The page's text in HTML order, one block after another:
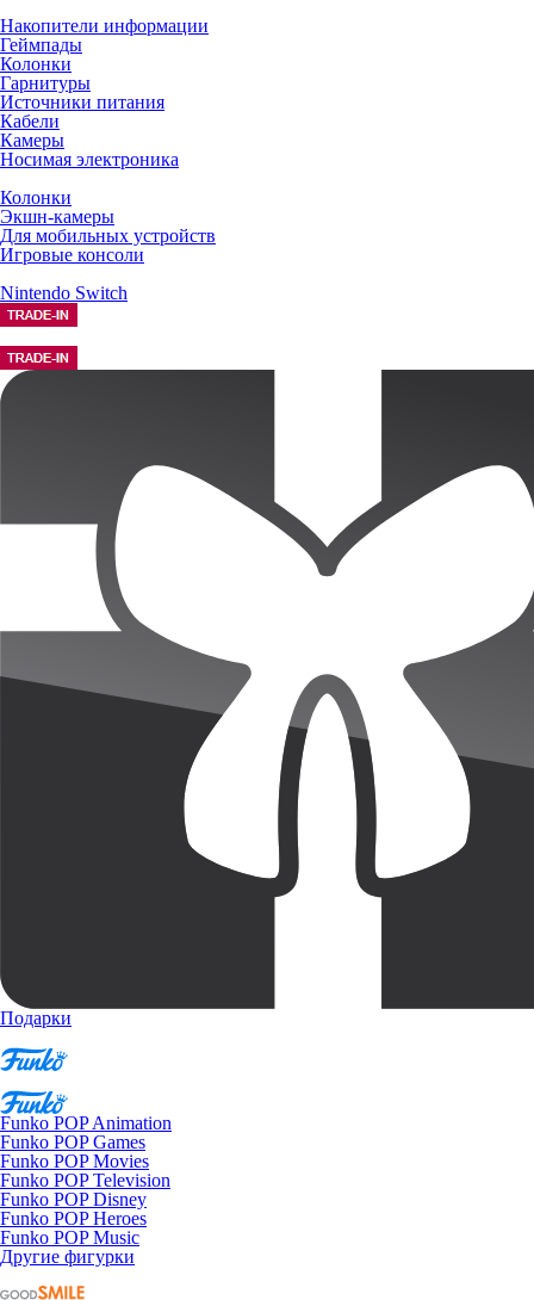
Накопители информации
Геймпады
Колонки
Гарнитуры
Источники питания
Кабели
Камеры
Носимая электроника
Колонки
Экшн-камеры
Для мобильных устройств
Игровые консоли
Nintendo Switch
Подарки
Funko POP Animation
Funko POP Games
Funko POP Movies
Funko POP Television
Funko POP Disney
Funko POP Heroes
Funko POP Music
Другие фигурки